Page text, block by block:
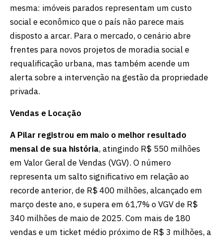
mesma: imóveis parados representam um custo
social e econômico que o país não parece mais
disposto a arcar. Para o mercado, o cenário abre
frentes para novos projetos de moradia social e
requalificação urbana, mas também acende um
alerta sobre a intervenção na gestão da propriedade
privada.
Vendas e Locação
A Pilar registrou em maio o melhor resultado
mensal de sua história, atingindo R$ 550 milhões
em Valor Geral de Vendas (VGV). O número
representa um salto significativo em relação ao
recorde anterior, de R$ 400 milhões, alcançado em
março deste ano, e supera em 61,7% o VGV de R$
340 milhões de maio de 2025. Com mais de 180
vendas e um ticket médio próximo de R$ 3 milhões, a